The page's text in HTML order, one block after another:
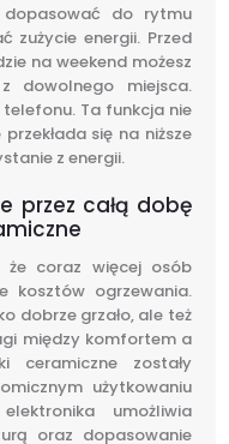
dopasować do rytmu
zużycie energii. Przed
na weekend możesz
dowolnego miejsca.
Ta funkcja nie
się na niższe
z energii.
przez całą dobę
że coraz więcej osób
kosztów ogrzewania.
dobrze grzało, ale też
między komfortem a
ceramiczne zostały
użytkowaniu
umożliwia
oraz dopasowanie